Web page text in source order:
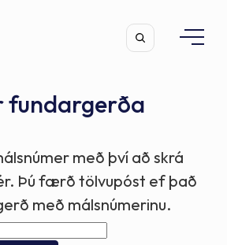
fundargerða
með því að skrá
Þú færð tölvupóst ef það
með málsnúmerinu.